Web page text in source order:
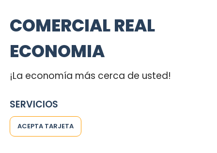
COMERCIAL REAL
ECONOMIA
¡La economía más cerca de usted!
SERVICIOS
ACEPTA TARJETA